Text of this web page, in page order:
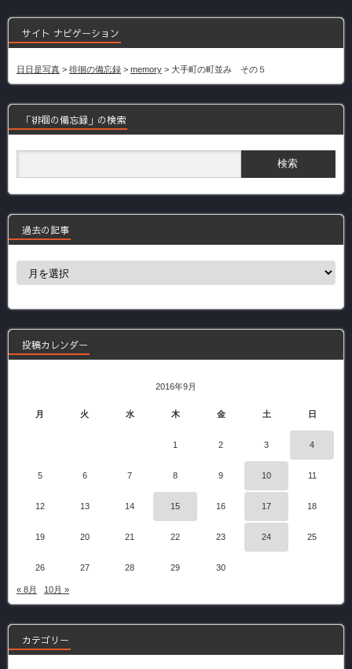
サイト ナビゲーション
日日是写真 > 徘徊の備忘録 > memory > 大手町の町並み その５
「徘徊の備忘録」の検索
過去の記事
過
事
投稿カレンダー
2016年9月
月 火 水 木 金 土 日
1 2 3 4
5 6 7 8 9 10 11
12 13 14 15 16 17 18
19 20 21 22 23 24 25
26 27 28 29 30
« 8月 10月 »
カテゴリー